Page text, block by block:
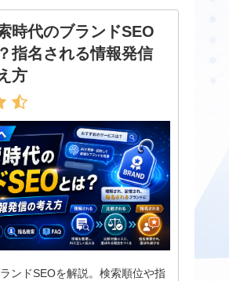
時代のブランドSEO
指名される情報発信
方
ンドSEOを解説。検索順位や指